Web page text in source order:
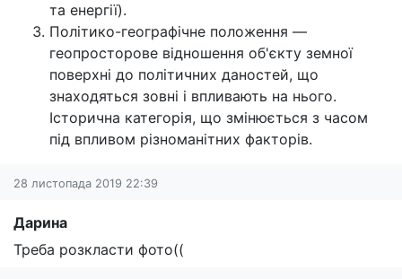
та енергії).
Політико-географічне положення —
геопросторове відношення об'єкту земної
поверхні до політичних даностей, що
знаходяться зовні і впливають на нього.
Історична категорія, що змінюється з часом
під впливом різноманітних факторів.
28 листопада 2019 22:39
Дарина
Треба розкласти фото((